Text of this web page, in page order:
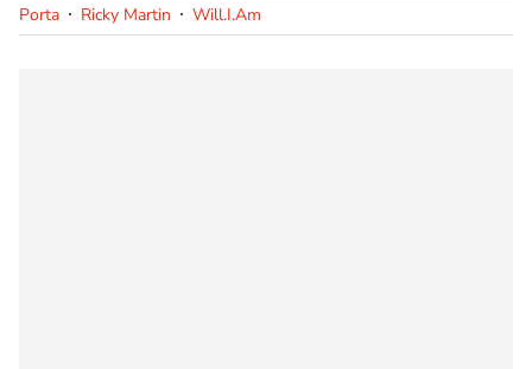
Porta Ricky Martin Will.I.Am